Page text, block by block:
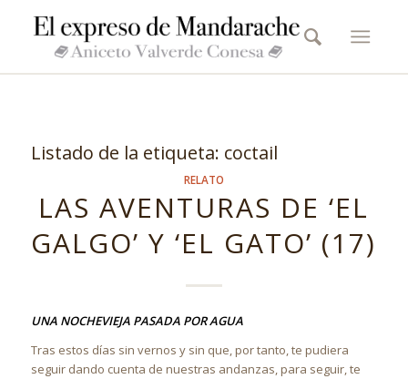
Listado de la etiqueta: coctail
RELATO
LAS AVENTURAS DE ‘EL
GALGO’ Y ‘EL GATO’ (17)
UNA NOCHEVIEJA PASADA POR AGUA
Tras estos días sin vernos y sin que, por tanto, te pudiera
seguir dando cuenta de nuestras andanzas, para seguir, te